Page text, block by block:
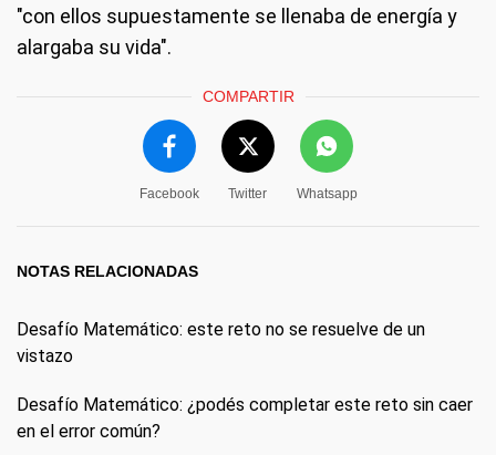
"con ellos supuestamente se llenaba de energía y
alargaba su vida".
COMPARTIR
Facebook Twitter Whatsapp
NOTAS RELACIONADAS
Desafío Matemático: este reto no se resuelve de un
vistazo
Desafío Matemático: ¿podés completar este reto sin caer
en el error común?